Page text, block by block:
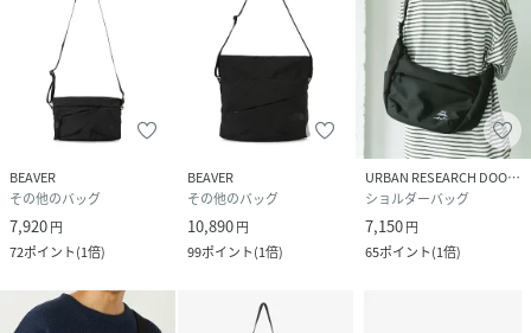
BEAVER
その他のバッグ
7,920円
72ポイント(1倍)
BEAVER
その他のバッグ
10,890円
99ポイント(1倍)
URBAN RESEARCH DOORS
ショルダーバッグ
7,150円
65ポイント(1倍)